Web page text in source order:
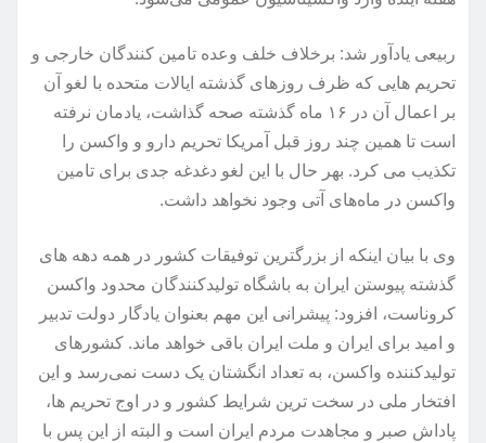
ربیعی یادآور شد: برخلاف خلف وعده تامین کنندگان خارجی و
تحریم هایی که ظرف روزهای گذشته ایالات متحده با لغو آن
بر اعمال آن در ۱۶ ماه گذشته صحه گذاشت، یادمان نرفته
است تا همین چند روز قبل آمریکا تحریم دارو و واکسن را
تکذیب می کرد. بهر حال با این لغو دغدغه جدی برای تامین
واکسن در ماه‌های آتی وجود نخواهد داشت.
وی با بیان اینکه از بزرگترین توفیقات کشور در همه دهه های
گذشته پیوستن ایران به باشگاه تولیدکنندگان محدود واکسن
کروناست، افزود: پیشرانی این مهم بعنوان یادگار دولت تدبیر
و امید برای ایران و ملت ایران باقی خواهد ماند. کشورهای
تولیدکننده واکسن، به تعداد انگشتان یک دست نمی‌رسد و این
افتخار ملی در سخت ترین شرایط کشور و در اوج تحریم ها،
پاداش صبر و مجاهدت مردم ایران است و البته از این پس با